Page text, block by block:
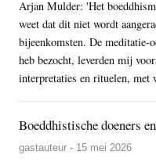
Arjan Mulder: 'Het
weet dat dit niet wordt
bijeenkomsten. De meditatie-
heb bezocht, leverden mij
interpretaties en rituelen,
Boeddhistische doeners
gastauteur - 15 mei 2026